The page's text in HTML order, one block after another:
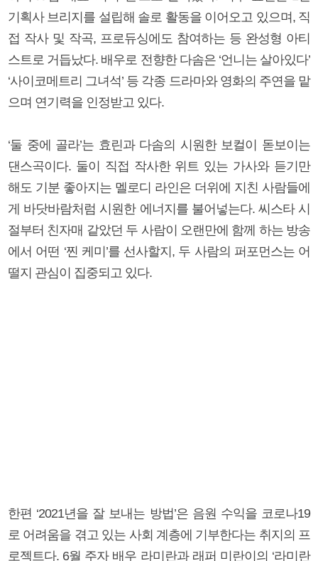
기획사 브리지를 설립해 솔로 활동을 이어오고 있으며, 직
접 작사 및 작곡, 프로듀싱에도 참여하는 등 완성형 아티
스트로 거듭났다. 배우로 전향한 다솜은 ‘언니는 살아있다’
‘사이코메트리 그녀석’ 등 각종 드라마와 영화의 주연을 맡
으며 연기력을 인정받고 있다.
‘둘 중에 골라’는 효린과 다솜의 시원한 보컬이 돋보이는
댄스곡이다. 둘이 직접 작사한 위트 있는 가사와 듣기만
해도 기분 좋아지는 멜로디 라인은 더위에 지친 사람들에
게 바닷바람처럼 시원한 에너지를 불어넣는다. 씨스타 시
절부터 친자매 같았던 두 사람이 오랜만에 함께 하는 방송
에서 어떤 ‘찐 케미’를 선사할지, 두 사람의 퍼포먼스는 어
떨지 관심이 집중되고 있다.
한편 ‘2021년을 잘 보내는 방법’은 음원 수익을 코로나19
로 어려움을 겪고 있는 사회 계층에 기부한다는 취지의 프
로젝트다. 6월 주자 배우 라미란과 래퍼 미란이의 ‘라미란